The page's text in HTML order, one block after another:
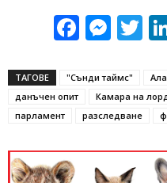
ТАГОВЕ "Сънди таймс"
данъчен опит
Камара на
парламент
разследване